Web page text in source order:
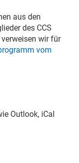
aus den
des CCS
wir für
vom
Outlook, iCal